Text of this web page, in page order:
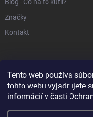
Tento web používa
tohto webu vyjadrujete
informácií v časti
Blog - Čo na to kutil?
Značky
Kontakt